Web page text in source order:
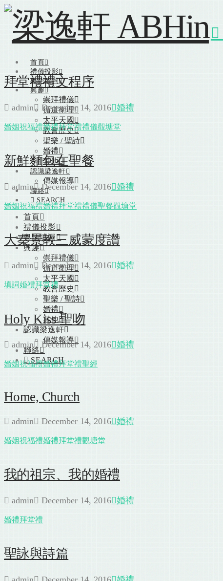
首頁
禮儀投影
粵語填詞
興趣
崇拜禮儀
循道衛理
太平天國
教會歷史
聖樂 / 聖詩
婚禮
其他
認識梁逸軒
傳媒報導
聯絡
SEARCH
首頁
禮儀投影
粵語填詞
興趣
崇拜禮儀
循道衛理
太平天國
教會歷史
聖樂 / 聖詩
婚禮
其他
認識梁逸軒
傳媒報導
聯絡
SEARCH
拜堂禮禮文程序
admin December 14, 2016 婚禮
婚姻祝福禮婚禮拜堂禮禮儀觀塘堂
新鮮麵包在聖餐
admin December 14, 2016 婚禮
婚姻祝福禮婚禮拜堂禮禮儀聖餐觀塘堂
大秦景教三威蒙度讚
admin December 14, 2016 婚禮
填詞婚禮拜堂禮
Holy Kiss 聖吻
admin December 14, 2016 婚禮
婚姻祝福禮婚禮拜堂禮聖經
Home, Church
admin December 14, 2016 婚禮
婚姻祝福禮婚禮拜堂禮觀塘堂
我的祖宗、我的婚禮
admin December 14, 2016 婚禮
婚禮拜堂禮
聖詠與詩篇